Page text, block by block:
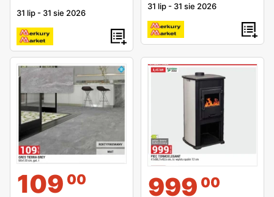
31 lip - 31 sie 2026
31 lip - 31 sie 2026
109 00 999 00